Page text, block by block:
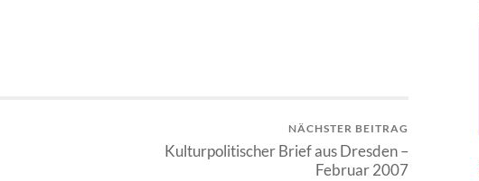
NÄCHSTER BEITRAG
Kulturpolitischer Brief aus Dresden –
Februar 2007